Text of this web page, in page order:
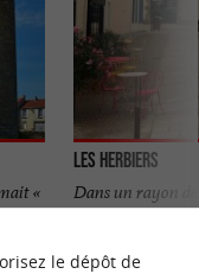
«
Les Herbiers
Dans un rayon
bénéficient de la
le dépôt de